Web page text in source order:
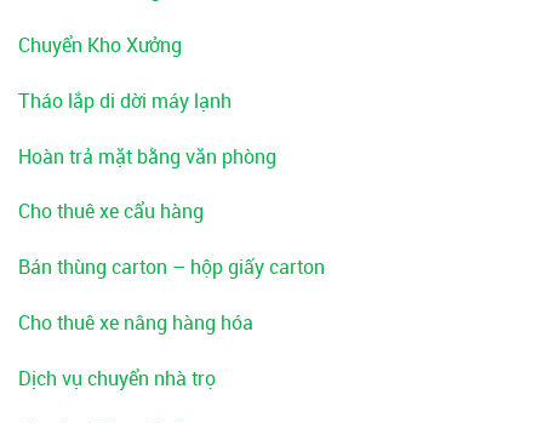
Chuyển Kho Xưởng
Tháo lắp di dời máy lạnh
Hoàn trả mặt bằng văn phòng
Cho thuê xe cẩu hàng
Bán thùng carton – hộp giấy carton
Cho thuê xe nâng hàng hóa
Dịch vụ chuyển nhà trọ